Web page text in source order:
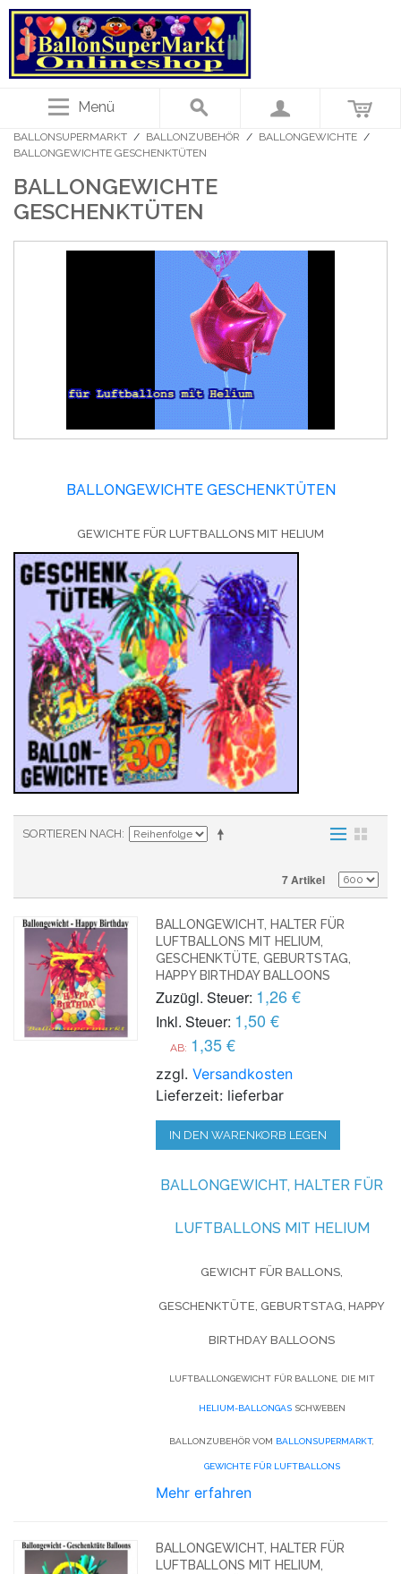
Menü
BALLONSUPERMARKT / BALLONZUBEHÖR / BALLONGEWICHTE /
BALLONGEWICHTE GESCHENKTÜTEN
BALLONGEWICHTE
GESCHENKTÜTEN
BALLONGEWICHTE GESCHENKTÜTEN
GEWICHTE FÜR LUFTBALLONS MIT HELIUM
SORTIEREN NACH
7 Artikel
BALLONGEWICHT, HALTER FÜR
LUFTBALLONS MIT HELIUM,
GESCHENKTÜTE, GEBURTSTAG,
HAPPY BIRTHDAY BALLOONS
Zuzügl. Steuer: 1,26 €
Inkl. Steuer: 1,50 €
AB: 1,35 €
zzgl.Versandkosten
Lieferzeit: lieferbar
IN DEN WARENKORB LEGEN
BALLONGEWICHT, HALTER FÜR
LUFTBALLONS MIT HELIUM
GEWICHT FÜR BALLONS,
GESCHENKTÜTE, GEBURTSTAG, HAPPY
BIRTHDAY BALLOONS
LUFTBALLONGEWICHT FÜR BALLONE, DIE MIT
HELIUM-BALLONGASSCHWEBEN
BALLONZUBEHÖR VOM BALLONSUPERMARKT,
GEWICHTE FÜR LUFTBALLONS
Mehr erfahren
BALLONGEWICHT, HALTER FÜR
LUFTBALLONS MIT HELIUM,